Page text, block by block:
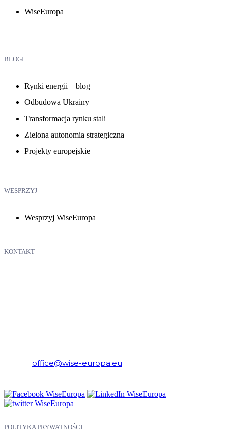
WiseEuropa
BLOGI
Rynki energii – blog
Odbudowa Ukrainy
Transformacja rynku stali
Zielona autonomia strategiczna
Projekty europejskie
WESPRZYJ
Wesprzyj WiseEuropa
KONTAKT
office@wise-europa.eu
POLITYKA PRYWATNOŚCI